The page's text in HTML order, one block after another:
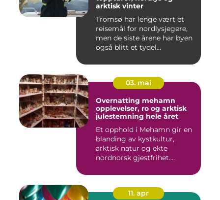
arktisk vinter
Tromsø har lenge vært et
reisemål for nordlysjegere,
men de siste årene har byen
også blitt et tydel...
03. mai
Overnatting mehamn
opplevelser, ro og arktisk
julestemning hele året
Et opphold i Mehamn gir en
blanding av kystkultur,
arktisk natur og ekte
nordnorsk gjestfrihet.
11. apr